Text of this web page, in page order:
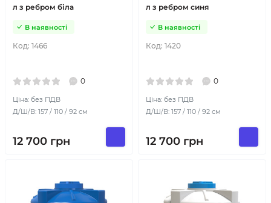
л з ребром біла
Код: 1466
В наявності
0
Ціна: без ПДВ
Д/Ш/В: 157 / 110 / 92 см
12 700 грн
л з ребром синя
Код: 1420
В наявності
0
Ціна: без ПДВ
Д/Ш/В: 157 / 110 / 92 см
12 700 грн